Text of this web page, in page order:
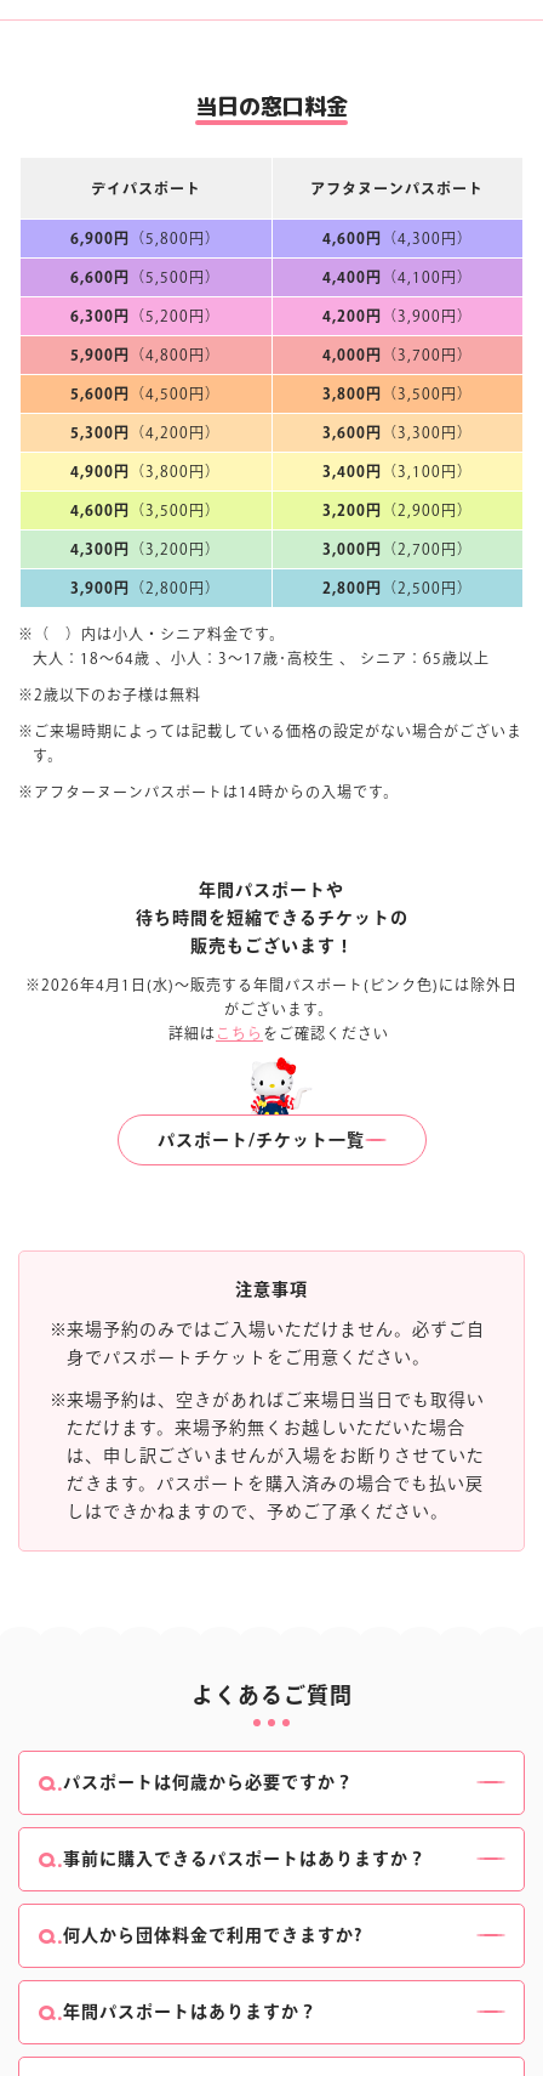
当日の窓口料金
デイ パスポート
6,900円 （5,800円）
6,600円 （5,500円）
6,300円 （5,200円）
5,900円 （4,800円）
5,600円 （4,500円）
5,300円 （4,200円）
4,900円 （3,800円）
4,600円 （3,500円）
4,300円 （3,200円）
3,900円 （2,800円）
アフタヌーン パスポート
4,600円 （4,300円）
4,400円 （4,100円）
4,200円 （3,900円）
4,000円 （3,700円）
3,800円 （3,500円）
3,600円 （3,300円）
3,400円 （3,100円）
3,200円 （2,900円）
3,000円 （2,700円）
2,800円 （2,500円）
※（ ）内は小人・シニア料金です。
大人：18〜64歳 、小人：3～17歳･高校生 、 シニア：65歳以上
※2歳以下のお子様は無料
※ご来場時期によっては記載している価格の設定がない場合がございま
す。
※アフターヌーンパスポートは14時からの入場です。
年間パスポートや
待ち時間を短縮できるチケットの
販売もございます！
※2026年4月1日(水)〜販売する年間パスポート(ピンク色)には除外日
がございます。
詳細は こちら をご確認ください
パスポート/チケット一覧
注意事項
来場予約のみではご入場いただけません。必ずご自
身でパスポートチケットをご用意ください。
来場予約は、空きがあればご来場日当日でも取得い
ただけます。来場予約無くお越しいただいた場合
は、申し訳ございませんが入場をお断りさせていた
だきます。パスポートを購入済みの場合でも払い戻
しはできかねますので、予めご了承ください。
よくあるご質問
パスポートは何歳から必要ですか？
3歳のお客様からパスポートが必要です。
2歳以下のお子様は無料でお楽しみいただけます。
ア料金となります。
事前に購入できるパスポートはありますか？
ございます。
当日窓口で購入いただくよりもお得な公式eパスポー
ください。
何人から団体料金で利用できますか?
20名様以上の団体でのご来場で、一般団体様向け特
別料金が適用となります。
年間パスポートはありますか？
ございます。